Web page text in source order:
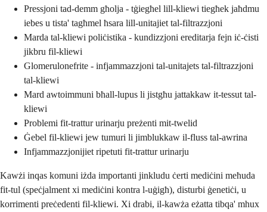
Pressjoni tad-demm għolja - tġiegħel lill-kliewi tiegħek jaħdmu
iebes u tista' tagħmel ħsara lill-unitajiet tal-filtrazzjoni
Marda tal-kliewi poliċistika - kundizzjoni ereditarja fejn iċ-ċisti
jikbru fil-kliewi
Glomerulonefrite - infjammazzjoni tal-unitajets tal-filtrazzjoni
tal-kliewi
Mard awtoimmuni bħall-lupus li jistgħu jattakkaw it-tessut tal-
kliewi
Problemi fit-trattur urinarju preżenti mit-twelid
Ġebel fil-kliewi jew tumuri li jimblukkaw il-fluss tal-awrina
Infjammazzjonijiet ripetuti fit-trattur urinarju
Kawżi inqas komuni iżda importanti jinkludu ċerti mediċini meħuda
fit-tul (speċjalment xi mediċini kontra l-uġigħ), disturbi ġenetiċi, u
korrimenti preċedenti fil-kliewi. Xi drabi, il-kawża eżatta tibqa' mhux